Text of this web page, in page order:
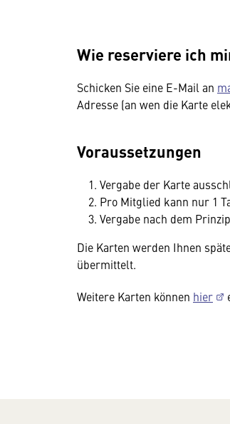
Wie reserviere ich
Schicken Sie eine E-Mail an
Adresse (an wen die Karte
Voraussetzungen
Vergabe der Karte
Pro Mitglied kann nur 1
Vergabe nach dem
Die Karten werden Ihnen
übermittelt.
Weitere Karten können hier